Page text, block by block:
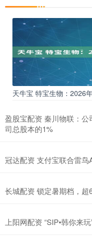
天牛宝 特宝生物：2026
盈股宝配资 秦川物联：
司总股本的1%
冠达配资 支付宝联合雷
长城配资 锁定暑期档，
上阳网配资 “SIP•韩你来